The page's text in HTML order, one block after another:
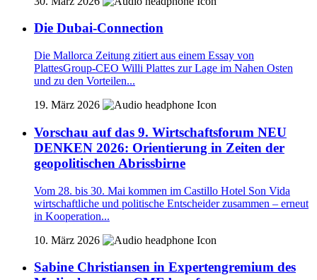
Die Dubai-Connection
Die Mallorca Zeitung zitiert aus einem Essay von
PlattesGroup-CEO Willi Plattes zur Lage im Nahen Osten
und zu den Vorteilen...
19. März 2026
Vorschau auf das 9. Wirtschaftsforum NEU
DENKEN 2026: Orientierung in Zeiten der
geopolitischen Abrissbirne
Vom 28. bis 30. Mai kommen im Castillo Hotel Son Vida
wirtschaftliche und politische Entscheider zusammen – erneut
in Kooperation...
10. März 2026
Sabine Christiansen in Expertengremium des